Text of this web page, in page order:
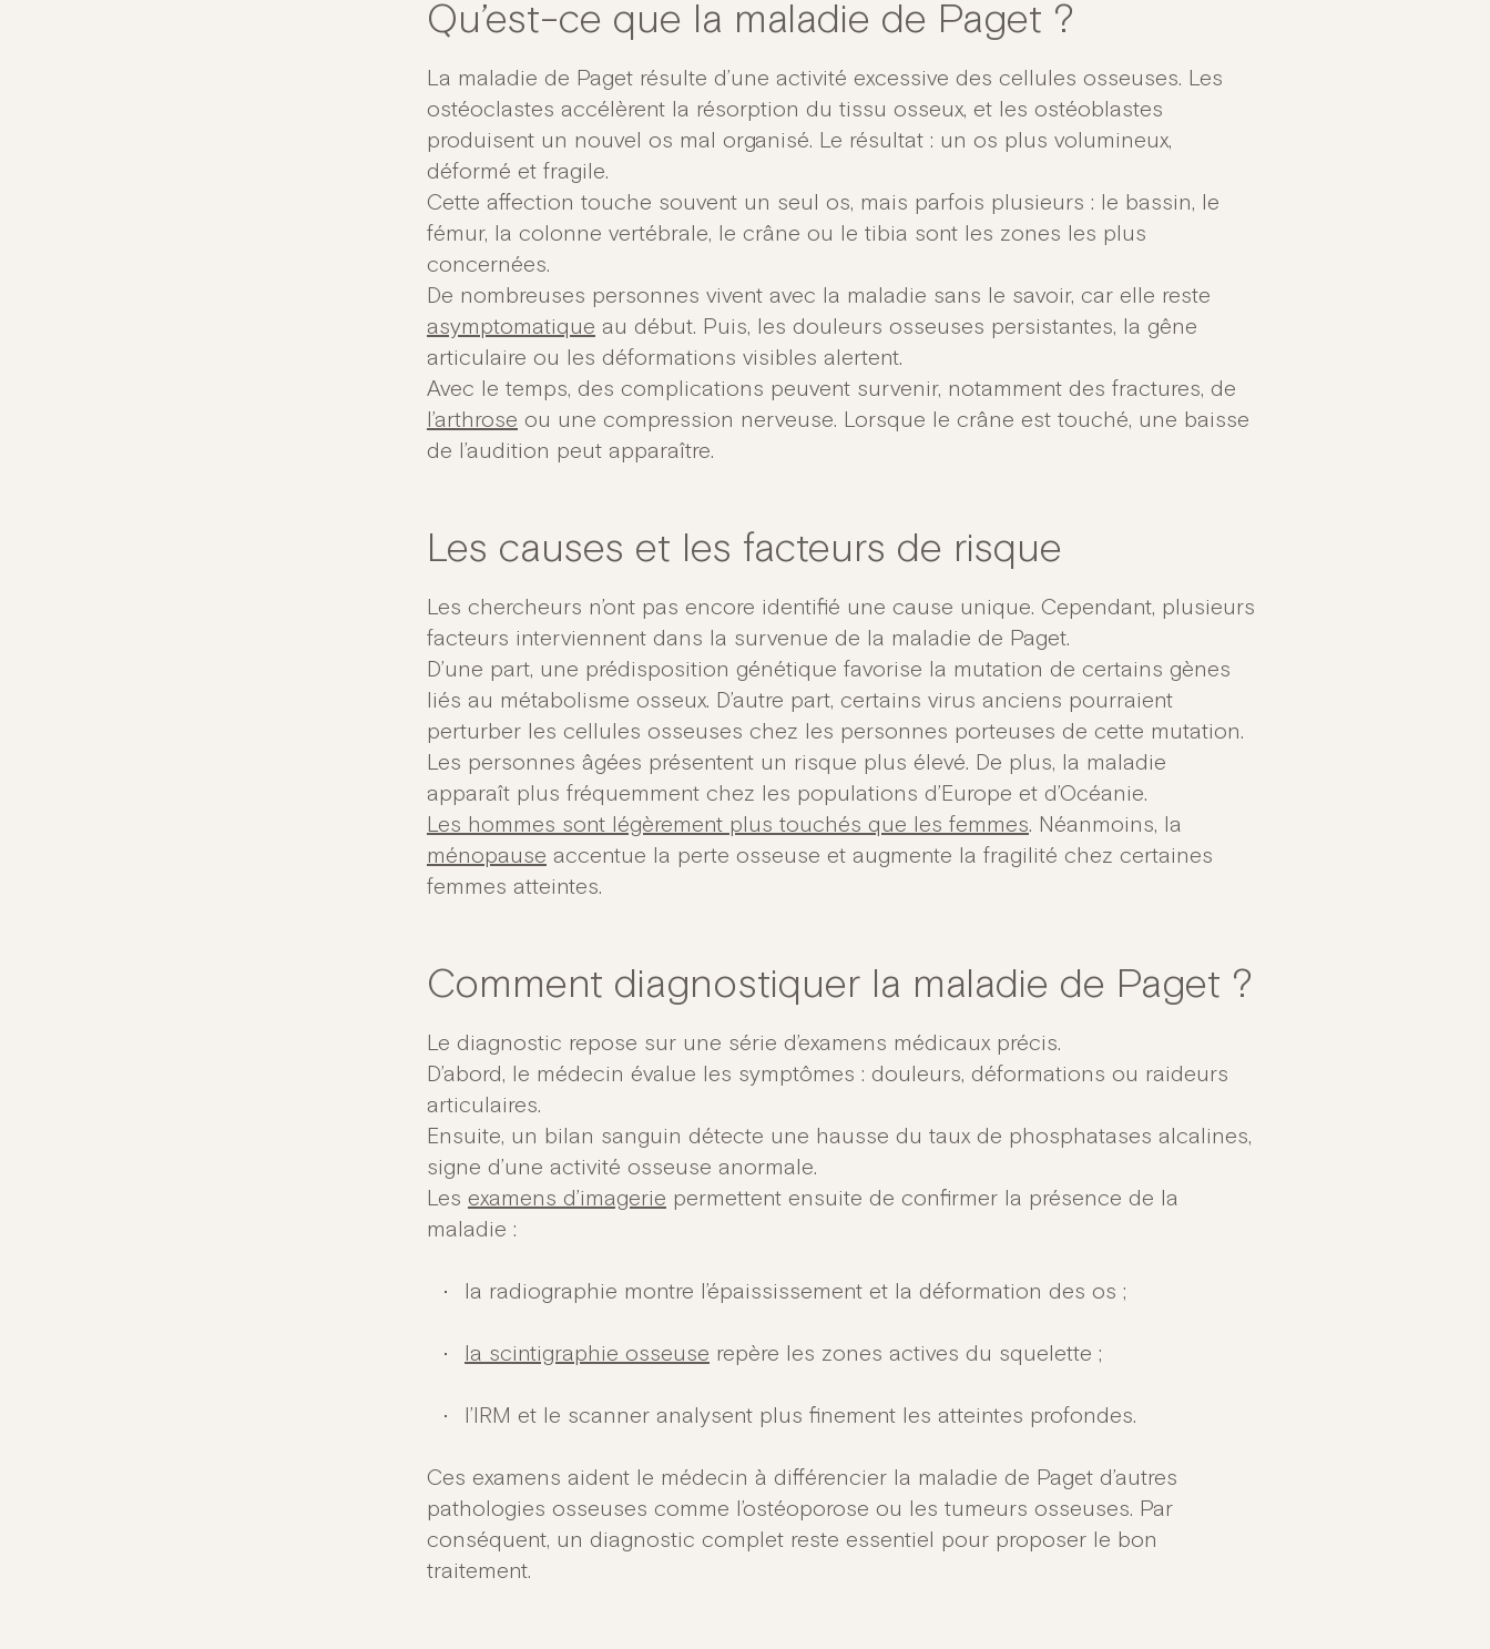
Qu’est-ce que la maladie de Paget ?
La maladie de Paget résulte d’une activité excessive des cellules osseuses. Les
ostéoclastes accélèrent la résorption du tissu osseux, et les ostéoblastes
produisent un nouvel os mal organisé. Le résultat : un os plus volumineux,
déformé et fragile.
Cette affection touche souvent un seul os, mais parfois plusieurs : le bassin, le
fémur, la colonne vertébrale, le crâne ou le tibia sont les zones les plus
concernées.
De nombreuses personnes vivent avec la maladie sans le savoir, car elle reste
asymptomatique au début. Puis, les douleurs osseuses persistantes, la gêne
articulaire ou les déformations visibles alertent.
Avec le temps, des complications peuvent survenir, notamment des fractures, de
l’arthrose ou une compression nerveuse. Lorsque le crâne est touché, une baisse
de l’audition peut apparaître.
Les causes et les facteurs de risque
Les chercheurs n’ont pas encore identifié une cause unique. Cependant, plusieurs
facteurs interviennent dans la survenue de la maladie de Paget.
D’une part, une prédisposition génétique favorise la mutation de certains gènes
liés au métabolisme osseux. D’autre part, certains virus anciens pourraient
perturber les cellules osseuses chez les personnes porteuses de cette mutation.
Les personnes âgées présentent un risque plus élevé. De plus, la maladie
apparaît plus fréquemment chez les populations d’Europe et d’Océanie.
Les hommes sont légèrement plus touchés que les femmes. Néanmoins, la
ménopause accentue la perte osseuse et augmente la fragilité chez certaines
femmes atteintes.
Comment diagnostiquer la maladie de Paget ?
Le diagnostic repose sur une série d’examens médicaux précis.
D’abord, le médecin évalue les symptômes : douleurs, déformations ou raideurs
articulaires.
Ensuite, un bilan sanguin détecte une hausse du taux de phosphatases alcalines,
signe d’une activité osseuse anormale.
Les examens d’imagerie permettent ensuite de confirmer la présence de la
maladie :
la radiographie montre l’épaississement et la déformation des os ;
la scintigraphie osseuse repère les zones actives du squelette ;
l’IRM et le scanner analysent plus finement les atteintes profondes.
Ces examens aident le médecin à différencier la maladie de Paget d’autres
pathologies osseuses comme l’ostéoporose ou les tumeurs osseuses. Par
conséquent, un diagnostic complet reste essentiel pour proposer le bon
traitement.